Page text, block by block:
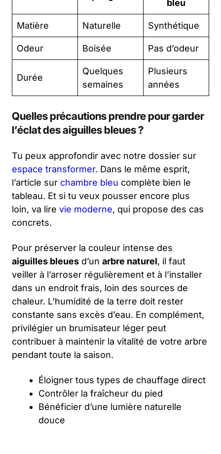
bleu
Matière Naturelle Synthétique
Odeur Boisée Pas d’odeur
Durée
Quelques
semaines
Plusieurs
années
Quelles précautions prendre pour garder
l’éclat des aiguilles bleues ?
Tu peux approfondir avec notre dossier sur
espace transformer. Dans le même esprit,
l’article sur chambre bleu complète bien le
tableau. Et si tu veux pousser encore plus
loin, va lire vie moderne, qui propose des cas
concrets.
Pour préserver la couleur intense des
aiguilles bleues d’un arbre naturel, il faut
veiller à l’arroser régulièrement et à l’installer
dans un endroit frais, loin des sources de
chaleur. L’humidité de la terre doit rester
constante sans excès d’eau. En complément,
privilégier un brumisateur léger peut
contribuer à maintenir la vitalité de votre arbre
pendant toute la saison.
Éloigner tous types de chauffage direct
Contrôler la fraîcheur du pied
Bénéficier d’une lumière naturelle
douce